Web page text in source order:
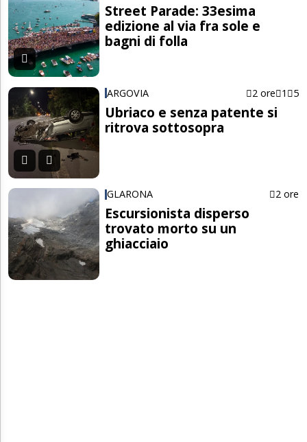
Street Parade: 33esima
edizione al via fra sole e
bagni di folla
ARGOVIA 2 ore 1 5
Ubriaco e senza patente si
ritrova sottosopra
GLARONA 2 ore
Escursionista disperso
trovato morto su un
ghiacciaio